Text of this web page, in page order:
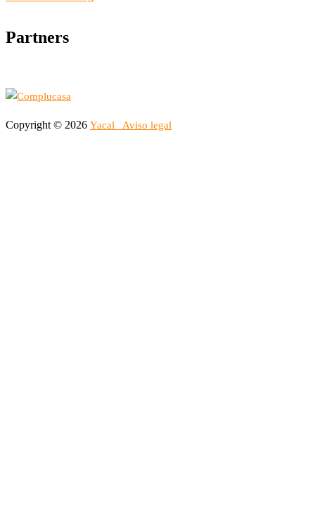
Partners
Copyright © 2026 Yacal Aviso legal